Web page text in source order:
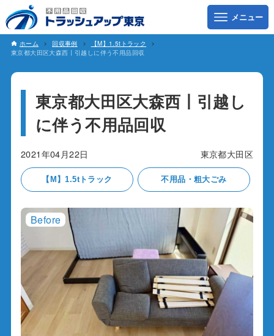
ホーム 回収事例
【M】1.5tトラック
東京都大田区大森西丨引越しに伴う不用品回収
東京都大田区大森西丨引越し
に伴う不用品回収
2021年04月22日 東京都大田区
【M】1.5tトラック 不用品・粗大ごみ